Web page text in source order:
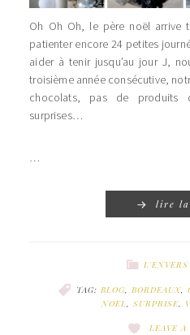
Oh Oh Oh, le père noël arrive
patienter encore 24 petites
aider à tenir jusqu’au jour J,
troisième année consécutive,
chocolats, pas de produits
surprises…
…
lire la
TAG: BLOG, BORDEAUX,
NOEL, SURPRISE,
LEAVE